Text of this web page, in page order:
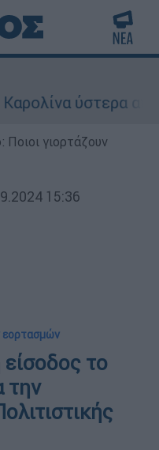
από
Ποιοι γιορτάζουν
15:36
εορτασμών
το
την